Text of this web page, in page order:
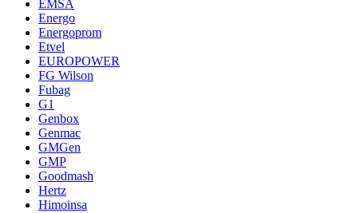
EMSA
Energo
Energoprom
Etvel
EUROPOWER
FG Wilson
Fubag
G1
Genbox
Genmac
GMGen
GMP
Goodmash
Hertz
Himoinsa